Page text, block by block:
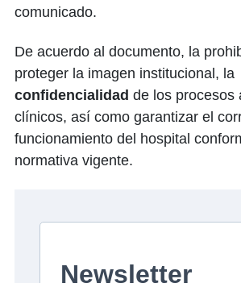
comunicado.
De acuerdo al documento, la
proteger la imagen institucional, la
confidencialidad de los procesos
clínicos, así como garantizar el
funcionamiento del hospital
normativa vigente.